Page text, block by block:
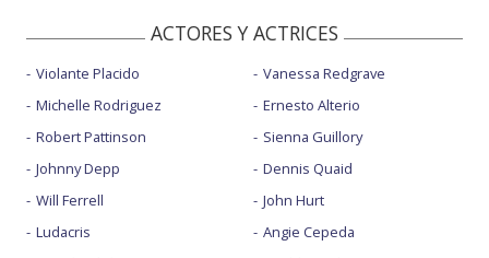
ACTORES Y ACTRICES
Violante Placido
Michelle Rodriguez
Robert Pattinson
Johnny Depp
Will Ferrell
Ludacris
Vanessa Redgrave
Ernesto Alterio
Sienna Guillory
Dennis Quaid
John Hurt
Angie Cepeda